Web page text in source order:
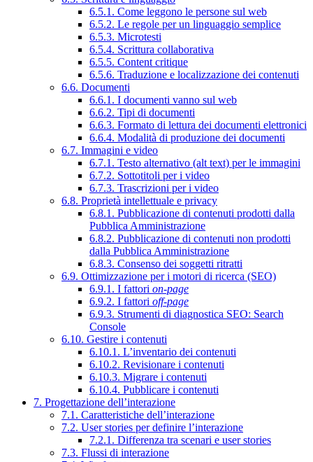
6.5.1. Come leggono le persone sul web
6.5.2. Le regole per un linguaggio semplice
6.5.3. Microtesti
6.5.4. Scrittura collaborativa
6.5.5. Content critique
6.5.6. Traduzione e localizzazione dei contenuti
6.6. Documenti
6.6.1. I documenti vanno sul web
6.6.2. Tipi di documenti
6.6.3. Formato di lettura dei documenti elettronici
6.6.4. Modalità di produzione dei documenti
6.7. Immagini e video
6.7.1. Testo alternativo (alt text) per le immagini
6.7.2. Sottotitoli per i video
6.7.3. Trascrizioni per i video
6.8. Proprietà intellettuale e privacy
6.8.1. Pubblicazione di contenuti prodotti dalla
Pubblica Amministrazione
6.8.2. Pubblicazione di contenuti non prodotti
dalla Pubblica Amministrazione
6.8.3. Consenso dei soggetti ritratti
6.9. Ottimizzazione per i motori di ricerca (SEO)
6.9.1. I fattori on-page
6.9.2. I fattori off-page
6.9.3. Strumenti di diagnostica SEO: Search
Console
6.10. Gestire i contenuti
6.10.1. L’inventario dei contenuti
6.10.2. Revisionare i contenuti
6.10.3. Migrare i contenuti
6.10.4. Pubblicare i contenuti
7. Progettazione dell’interazione
7.1. Caratteristiche dell’interazione
7.2. User stories per definire l’interazione
7.2.1. Differenza tra scenari e user stories
7.3. Flussi di interazione